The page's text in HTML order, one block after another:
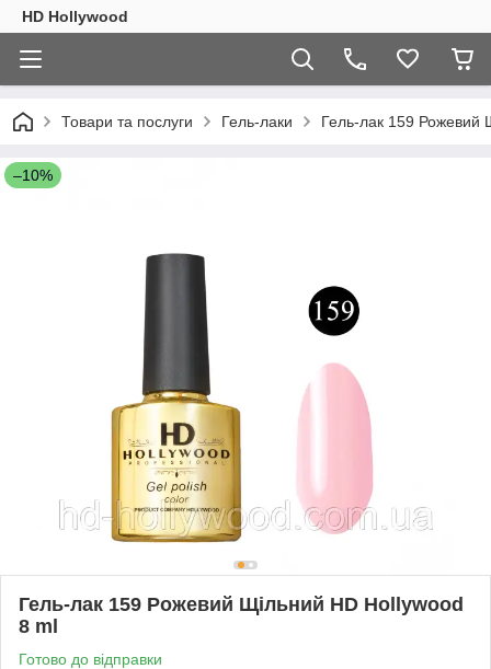
HD Hollywood
Товари та послуги Гель-лаки Гель-лак 159 Рожевий
–10%
Гель-лак 159 Рожевий Щільний HD Hollywood
8 ml
Готово до відправки